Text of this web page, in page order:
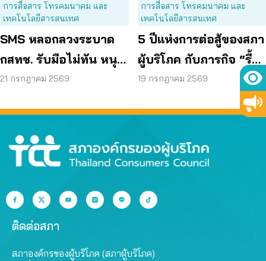
การสื่อสาร โทรคมนาคม และ
เทคโนโลยีสารสนเทศ
SMS หลอกลวงระบาด
กสทช. รับมือไม่ทัน หนุน
ใช้ พ.ร.ก. ไซเบอร์ เข้มข้น
21 กรกฎาคม 2569
การสื่อสาร โทรคมนาคม และ
เทคโนโลยีสารสนเทศ
5 ปีแห่งการต่อสู้ของสภา
ผู้บริโภค กับภารกิจ “รื้อ
กสทช.” เพื่อทวงคืนสิทธิ
ผู้บริโภคโทรคมนาคม
19 กรกฎาคม 2569
ติดต่อสภา
สภาองค์กรของผู้บริโภค (สภาผู้บริโภค)